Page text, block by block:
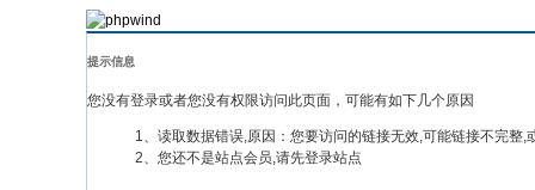
提示信息
您没有登录或者您没有权限访问此页面，可能有如下几个原因
1、读取数据错误,原因：您要访问的链接无效,可能链接不完整,
2、您还不是站点会员,请先登录站点